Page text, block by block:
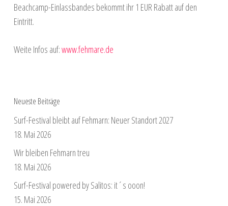
Beachcamp-Einlassbandes bekommt ihr 1 EUR Rabatt auf den
Eintritt.
Weite Infos auf:www.fehmare.de
Neueste Beiträge
Surf-Festival bleibt auf Fehmarn: Neuer Standort 2027
18. Mai 2026
Wir bleiben Fehmarn treu
18. Mai 2026
Surf-Festival powered by Salitos: it´s ooon!
15. Mai 2026